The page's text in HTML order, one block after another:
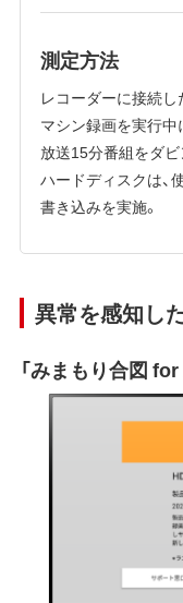
測定方法
レコーダーに接続
マシン録画を実行中
放送15分番組をダ
ハードディスクは、
書き込みを実施。
異常を感知し
「みまもり合図